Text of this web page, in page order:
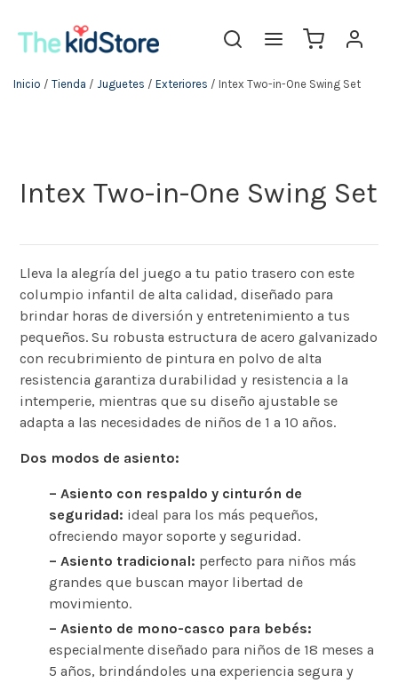
Inicio / Tienda / Juguetes / Exteriores / Intex Two-in-One Swing Set
Intex Two-in-One Swing Set
Lleva la alegría del juego a tu patio trasero con este
columpio infantil de alta calidad, diseñado para
brindar horas de diversión y entretenimiento a tus
pequeños. Su robusta estructura de acero galvanizado
con recubrimiento de pintura en polvo de alta
resistencia garantiza durabilidad y resistencia a la
intemperie, mientras que su diseño ajustable se
adapta a las necesidades de niños de 1 a 10 años.
Dos modos de asiento:
– Asiento con respaldo y cinturón de
seguridad: ideal para los más pequeños,
ofreciendo mayor soporte y seguridad.
– Asiento tradicional: perfecto para niños más
grandes que buscan mayor libertad de
movimiento.
– Asiento de mono-casco para bebés:
especialmente diseñado para niños de 18 meses a
5 años, brindándoles una experiencia segura y